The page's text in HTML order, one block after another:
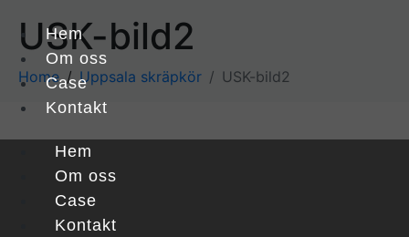
Hem
Om oss
Case
Kontakt
Hem
Om oss
Case
Kontakt
USK-bild2
Home Uppsala skräpkör USK-bild2